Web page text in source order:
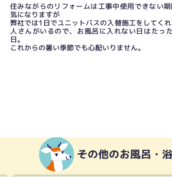
住みながらのリフォームは工事中使用できない
気になりますが
弊社では1日でユニットバスの入替施工をしてく
人さんがいるので、お風呂に入れない日はたっ
日。
これからの暑い季節でも心配いりません。
その他のお風呂・